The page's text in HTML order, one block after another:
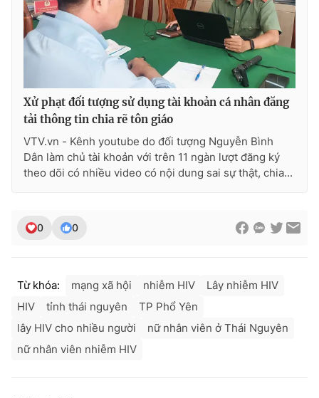
Xử phạt đối tượng sử dụng tài khoản cá nhân đăng
tải thông tin chia rẽ tôn giáo
VTV.vn - Kênh youtube do đối tượng Nguyễn Bình
Dân làm chủ tài khoản với trên 11 ngàn lượt đăng ký
theo dõi có nhiều video có nội dung sai sự thật, chia...
0 0
Từ khóa: mạng xã hội nhiễm HIV
Lây nhiễm HIV
HIV
tỉnh thái nguyên
TP Phổ Yên
lây HIV cho nhiều người
nữ nhân viên ở Thái Nguyên
nữ nhân viên nhiễm HIV